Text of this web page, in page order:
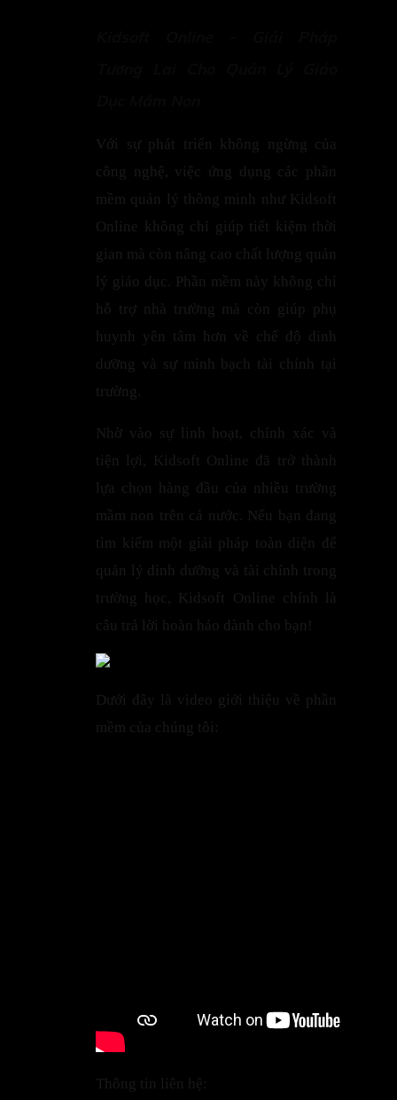
Với sự phát triển không ngừng của
công nghệ, việc ứng dụng các phần
mềm quản lý thông minh như Kidsoft
Online không chỉ giúp tiết kiệm thời
gian mà còn nâng cao chất lượng quản
lý giáo dục. Phần mềm này không chỉ
hỗ trợ nhà trường mà còn giúp phụ
huynh yên tâm hơn về chế độ dinh
dưỡng và sự minh bạch tài chính tại
trường.
Nhờ vào sự linh hoạt, chính xác và
tiện lợi, Kidsoft Online đã trở thành
lựa chọn hàng đầu của nhiều trường
mầm non trên cả nước. Nếu bạn đang
tìm kiếm một giải pháp toàn diện để
quản lý dinh dưỡng và tài chính trong
trường học, Kidsoft Online chính là
câu trả lời hoàn hảo dành cho bạn!
Dưới đây là video giới thiệu về phần
mềm của chúng tôi:
Thông tin liên hệ: